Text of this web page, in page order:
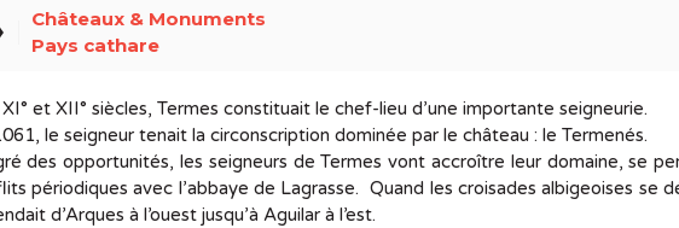
Châteaux & Monuments
Pays cathare
et XII° siècles, Termes constituait le chef-lieu d’une importante seigneurie.
le seigneur tenait la circonscription dominée par le château : le
des opportunités, les seigneurs de Termes vont accroître leur domaine, se
périodiques avec l’abbaye de Lagrasse. Quand les croisades albigeoises se
d’Arques à l’ouest jusqu’à Aguilar à l’est.